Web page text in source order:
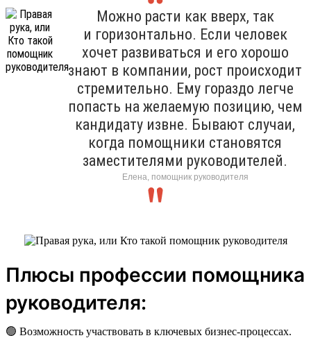
Можно расти как вверх, так
и горизонтально. Если человек
хочет развиваться и его хорошо
знают в компании, рост происходит
стремительно. Ему гораздо легче
попасть на желаемую позицию, чем
кандидату извне. Бывают случаи,
когда помощники становятся
заместителями руководителей.
Елена, помощник руководителя
Плюсы профессии помощника
руководителя:
🟢 Возможность участвовать в ключевых бизнес-процессах.